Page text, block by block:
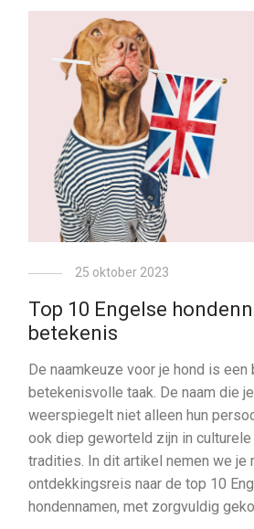
25 oktober 2023
Top 10 Engelse
betekenis
De naamkeuze voor je hond is een
betekenisvolle taak. De naam die
weerspiegelt niet alleen hun
ook diep geworteld zijn in
tradities. In dit artikel nemen we je
ontdekkingsreis naar de top 10
hondennamen, met zorgvuldig